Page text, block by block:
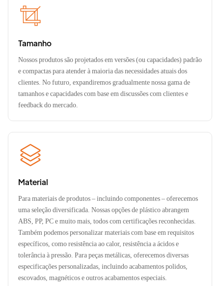
Tamanho
Nossos produtos são projetados em versões (ou capacidades) padrão
e compactas para atender à maioria das necessidades atuais dos
clientes. No futuro, expandiremos gradualmente nossa gama de
tamanhos e capacidades com base em discussões com clientes e
feedback do mercado.
Material
Para materiais de produtos – incluindo componentes – oferecemos
uma seleção diversificada. Nossas opções de plástico abrangem
ABS, PP, PC e muito mais, todos com certificações reconhecidas.
Também podemos personalizar materiais com base em requisitos
específicos, como resistência ao calor, resistência a ácidos e
tolerância à pressão. Para peças metálicas, oferecemos diversas
especificações personalizadas, incluindo acabamentos polidos,
escovados, magnéticos e outros acabamentos especiais.